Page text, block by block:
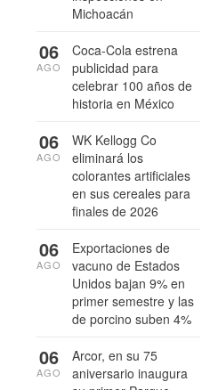
Michoacán
Coca-Cola estrena
publicidad para
celebrar 100 años de
historia en México
06
AGO
WK Kellogg Co
eliminará los
colorantes artificiales
en sus cereales para
finales de 2026
06
AGO
Exportaciones de
vacuno de Estados
Unidos bajan 9% en
primer semestre y las
de porcino suben 4%
06
AGO
Arcor, en su 75
aniversario inaugura
06
AGO